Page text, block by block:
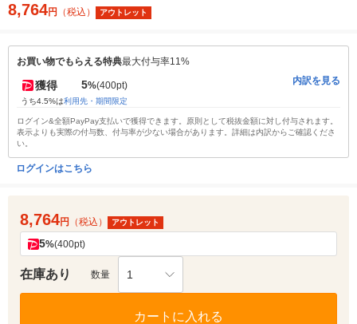
8,764円 （税込） アウトレット
お買い物でもらえる特典最大付与率11%
獲得 5%(400pt)
うち4.5%は利用先・期間限定
内訳を見る
ログイン&全額PayPay支払いで獲得できます。原則として税抜金額に対し付与されます。
表示よりも実際の付与数、付与率が少ない場合があります。詳細は内訳からご確認くださ
い。
ログインはこちら
8,764円 （税込） アウトレット
5%(400pt)
在庫あり 数量 1
カートに入れる